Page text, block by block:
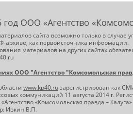
год ООО «Агентство
сайта возможно только в
как первоисточника информации.
материалов на других сайтах
ООО "Агентство "Комсомольская
www.kp40.ruзарегистрирован как
коммуникаций 11 августа 2014 г.
«Комсомольская правда – Калуга»
Ивкин В.П.